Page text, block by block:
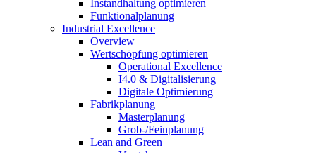
Instandhaltung optimieren
Funktionalplanung
Industrial Excellence
Overview
Wertschöpfung optimieren
Operational Excellence
I4.0 & Digitalisierung
Digitale Optimierung
Fabrikplanung
Masterplanung
Grob-/Feinplanung
Lean and Green